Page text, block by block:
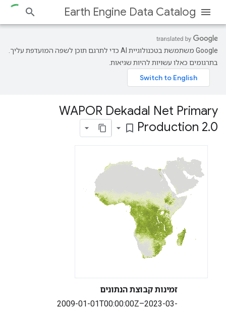
Earth Engine Data Catalog
‫Google משתמשת בטכנולוגיית AI כדי לתרגם תוכן לשפה המועדפת עליך.
בתרגומים כאלו עשויות להיות שגיאות.
WAPOR Dekadal Net Primary
Production 2.0
bookmark_border
זמינות קבוצת הנתונים
2009-01-01T00:00:00Z–2023-03-